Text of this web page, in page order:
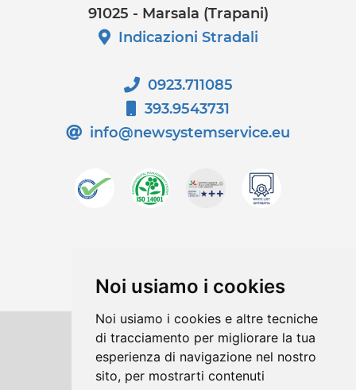
Noi usiamo i cookies
Noi usiamo i cookies e altre tecniche
di tracciamento per migliorare la tua
esperienza di navigazione nel nostro
sito, per mostrarti contenuti
91025 - Marsala (Trapani)
Indicazioni Stradali
0923.711085
393.9543731
info@newsystemservice.eu
Copyrights © 2026 New System Service
Srl Tutti i diritti riservati.